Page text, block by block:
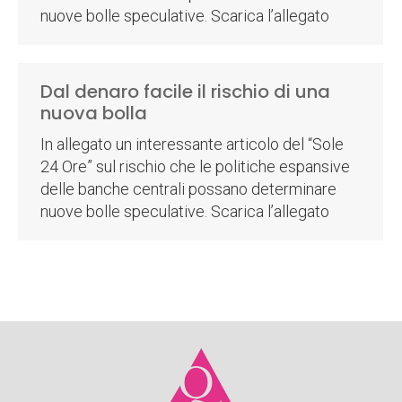
nuove bolle speculative. Scarica l’allegato
Dal denaro facile il rischio di una
nuova bolla
In allegato un interessante articolo del “Sole
24 Ore” sul rischio che le politiche espansive
delle banche centrali possano determinare
nuove bolle speculative. Scarica l’allegato